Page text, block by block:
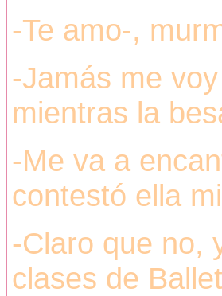
-Te amo-,
-Jamás me
mientras la
-Me va a
contestó ella
-Claro que no,
clases de